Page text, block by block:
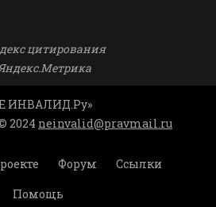
ИНВАЛИД.Ру»
2024 neinvalid@pravmail.ru
Форум
Ссылки
Помощь